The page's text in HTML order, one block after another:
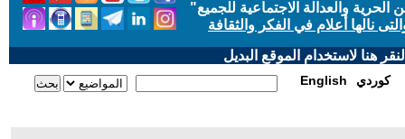
والعدالة الاجتماعية للجميع"
نالها أعلام في الفكر والثقافة
هنا لاستخدام الموقع البديل
English كوردي